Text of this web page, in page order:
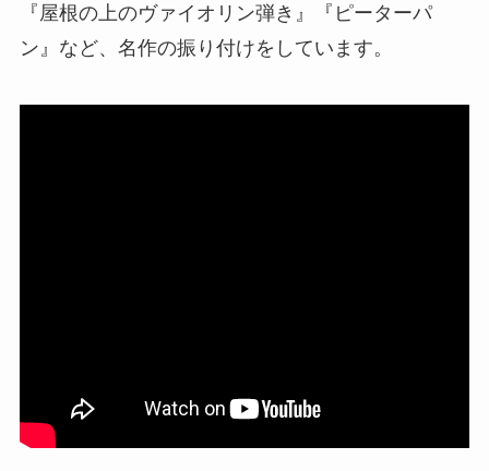
『屋根の上のヴァイオリン弾き』『ピーターパ
ン』など、名作の振り付けをしています。